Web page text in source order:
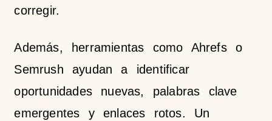
corregir.
Además, herramientas como Ahrefs o
Semrush ayudan a identificar
oportunidades nuevas, palabras clave
emergentes y enlaces rotos. Un